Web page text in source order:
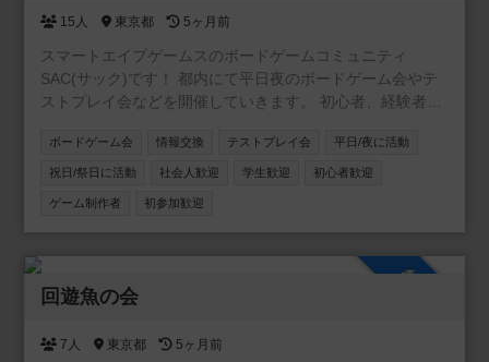
https://jabberwockshibuya.com/
15人 東京都 5ヶ月前
スマートエイプゲームスのボードゲームコミュニティ
SAC(サック)です！ 都内にて平日夜のボードゲーム会やテ
ストプレイ会などを開催していきます。 初心者、経験者限
ボードゲーム会 情報交換 テストプレイ会 平日/夜に活動
祝日/祭日に活動 社会人歓迎 学生歓迎 初心者歓迎
ゲーム制作者 初参加歓迎
回遊魚の会
7人 東京都 5ヶ月前